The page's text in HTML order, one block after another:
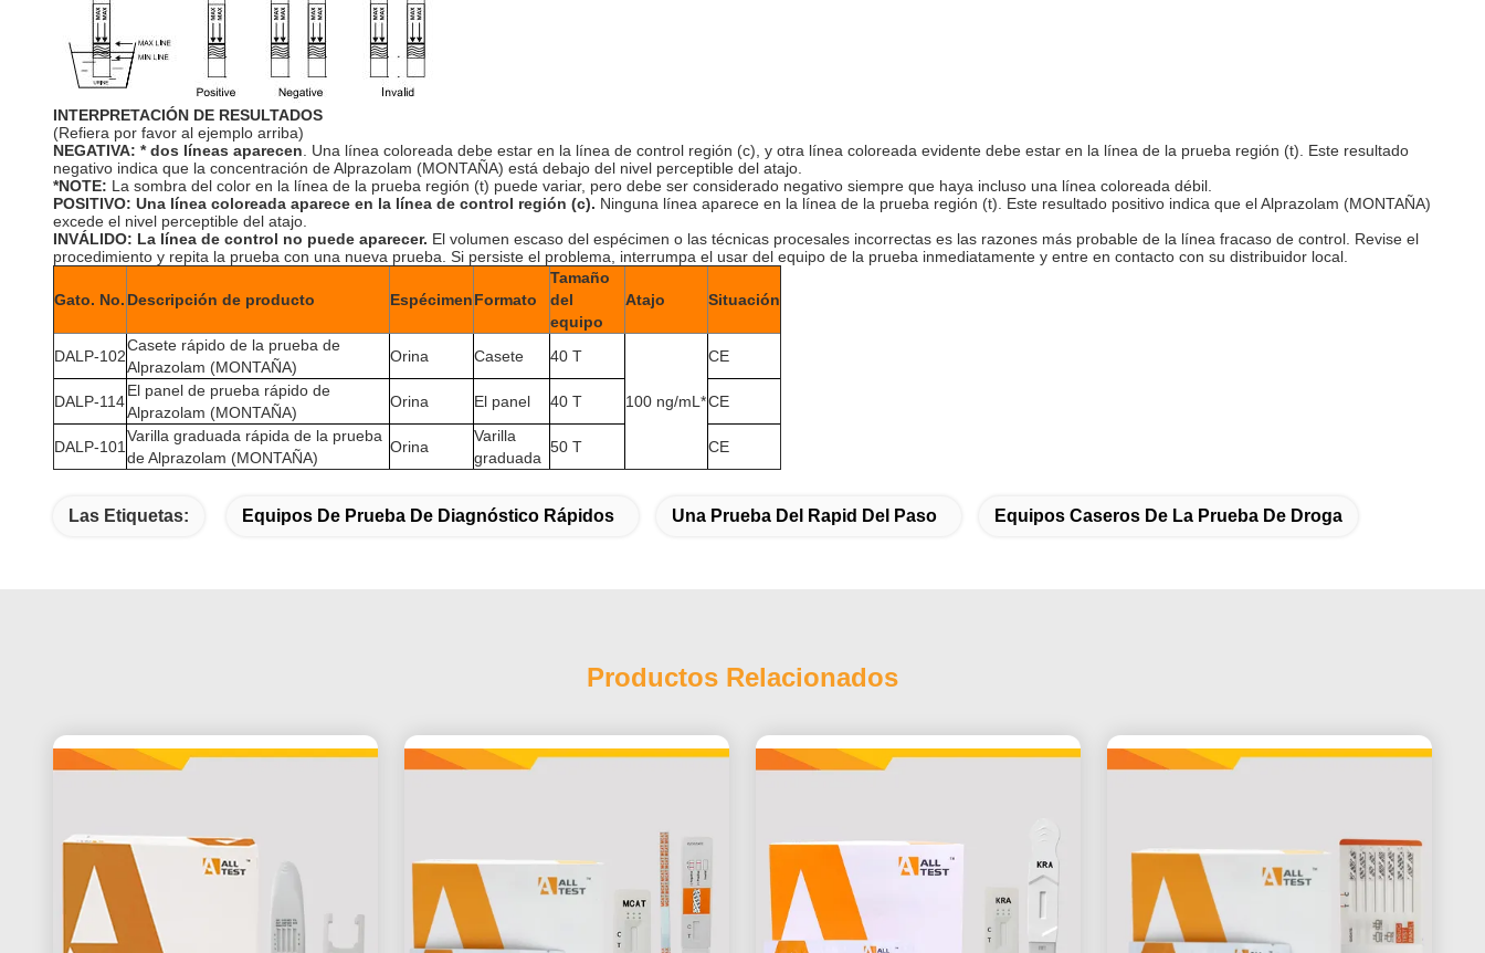
INTERPRETACIÓN DE RESULTADOS
(Refiera por favor al ejemplo arriba)
NEGATIVA: * dos líneas aparecen . Una línea coloreada debe estar en la línea de control región (c), y otra línea coloreada evidente debe estar en la línea de la prueba región (t). Este resultado
negativo indica que la concentración de Alprazolam (MONTAÑA) está debajo del nivel perceptible del atajo.
*NOTE: La sombra del color en la línea de la prueba región (t) puede variar, pero debe ser considerado negativo siempre que haya incluso una línea coloreada débil.
POSITIVO: Una línea coloreada aparece en la línea de control región (c). Ninguna línea aparece en la línea de la prueba región (t). Este resultado positivo indica que el Alprazolam (MONTAÑA)
excede el nivel perceptible del atajo.
INVÁLIDO: La línea de control no puede aparecer. El volumen escaso del espécimen o las técnicas procesales incorrectas es las razones más probable de la línea fracaso de control. Revise el
procedimiento y repita la prueba con una nueva prueba. Si persiste el problema, interrumpa el usar del equipo de la prueba inmediatamente y entre en contacto con su distribuidor local.
Gato. No. Descripción de producto EspécimenFormato
Tamaño
del
equipo
Atajo Situación
DALP-102
Casete rápido de la prueba de
Alprazolam (MONTAÑA)
Orina Casete 40 T
100 ng/mL*
CE
DALP-114
El panel de prueba rápido de
Alprazolam (MONTAÑA)
Orina El panel 40 T CE
DALP-101
Varilla graduada rápida de la prueba
de Alprazolam (MONTAÑA)
Orina
Varilla
graduada
50 T CE
Las Etiquetas: Equipos De Prueba De Diagnóstico Rápidos Una Prueba Del Rapid Del Paso Equipos Caseros De La Prueba De Droga
Productos Relacionados